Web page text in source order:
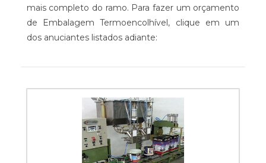
mais completo do ramo. Para fazer um orçamento
de Embalagem Termoencolhível, clique em um
dos anuciantes listados adiante: